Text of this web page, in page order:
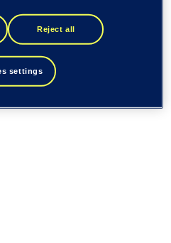
Reject all
settings